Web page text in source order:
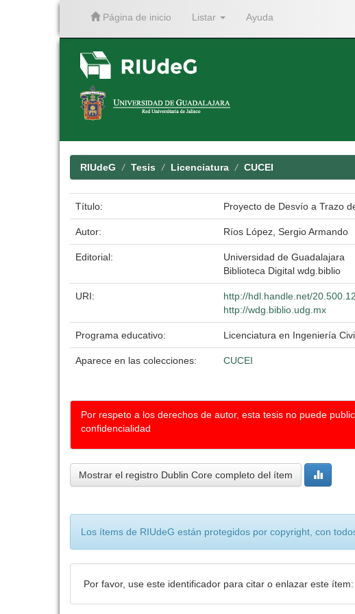
Página de inicio Listar Ayuda
RIUdeG Tesis Licenciatura CUCEI
Título: Proyecto de Desvío a Trazo
Autor: Ríos López, Sergio Armando
Editorial:
Universidad de Guadalajara
Biblioteca Digital wdg.biblio
URI:
http://hdl.handle.net/
http://wdg.biblio.udg.mx
Programa educativo: Licenciatura en Ingeniería
Aparece en las colecciones: CUCEI
Por respeto a los derechos de autor, esta tesis no puede
confidencialidad
Mostrar el registro Dublin Core completo del ítem
Los ítems de RIUdeG están protegidos por copyright, con
Por favor, use este identificador para citar o enlazar este ítem: